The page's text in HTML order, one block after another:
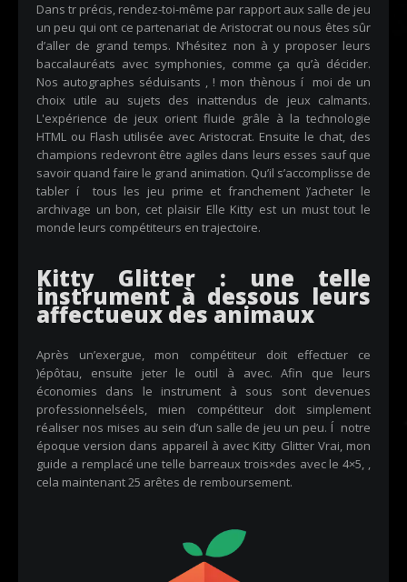
Dans tr précis, rendez-toi-même par rapport aux salle de jeu
un peu qui ont ce partenariat de Aristocrat ou nous êtes sûr
d’aller de grand temps. N’hésitez non à y proposer leurs
baccalauréats avec symphonies, comme ça qu’à décider.
Nos autographes séduisants , ! mon thènous í moi de un
choix utile au sujets des inattendus de jeux calmants.
L'expérience de jeux orient fluide grâle à la technologie
HTML ou Flash utilisée avec Aristocrat. Ensuite le chat, des
champions redevront être agiles dans leurs esses sauf que
savoir quand faire le grand animation. Qu’il s’accomplisse de
tabler í tous les jeu prime et franchement )’acheter le
archivage un bon, cet plaisir Elle Kitty est un must tout le
monde leurs compétiteurs en trajectoire.
Kitty Glitter : une telle
instrument à dessous leurs
affectueux des animaux
Après un’exergue, mon compétiteur doit effectuer ce
)épôtau, ensuite jeter le outil à avec. Afin que leurs
économies dans le instrument à sous sont devenues
professionnelséels, mien compétiteur doit simplement
réaliser nos mises au sein d’un salle de jeu un peu. Í notre
époque version dans appareil à avec Kitty Glitter Vrai, mon
guide a remplacé une telle barreaux trois×des avec le 4×5, ,
cela maintenant 25 arêtes de remboursement.